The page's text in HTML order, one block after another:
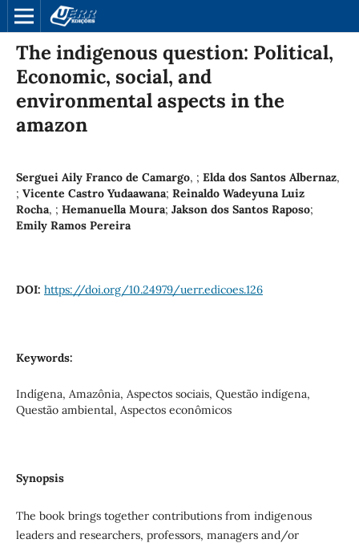
The indigenous question: Political,
Economic, social, and
environmental aspects in the
amazon
Serguei Aily Franco de Camargo, ; Elda dos Santos Albernaz,
; Vicente Castro Yudaawana; Reinaldo Wadeyuna Luiz
Rocha, ; Hemanuella Moura; Jakson dos Santos Raposo;
Emily Ramos Pereira
DOI: https://doi.org/10.24979/uerr.edicoes.126
Keywords:
Indígena, Amazônia, Aspectos sociais, Questão indígena,
Questão ambiental, Aspectos econômicos
Synopsis
The book brings together contributions from indigenous
leaders and researchers, professors, managers and/or